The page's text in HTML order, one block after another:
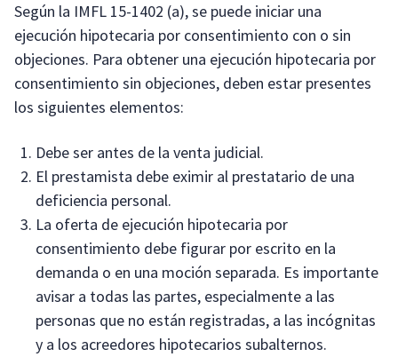
Según la IMFL 15-1402 (a), se puede iniciar una
ejecución hipotecaria por consentimiento con o sin
objeciones. Para obtener una ejecución hipotecaria por
consentimiento sin objeciones, deben estar presentes
los siguientes elementos:
Debe ser antes de la venta judicial.
El prestamista debe eximir al prestatario de una
deficiencia personal.
La oferta de ejecución hipotecaria por
consentimiento debe figurar por escrito en la
demanda o en una moción separada. Es importante
avisar a todas las partes, especialmente a las
personas que no están registradas, a las incógnitas
y a los acreedores hipotecarios subalternos.